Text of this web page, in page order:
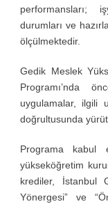
performansları;
durumları ve
ölçülmektedir.
Gedik Meslek
Programı’nda
uygulamalar, ilgili
doğrultusunda
Programa kabul
yükseköğretim
krediler, İstanbul
Yönergesi” ve